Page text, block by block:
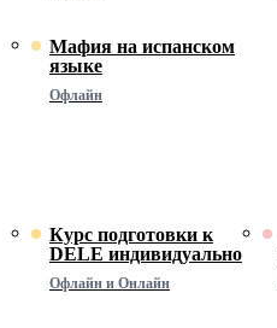
Мафия на испанском
языке
Офлайн
Курс подготовки к
DELE индивидуально
Офлайн и Онлайн